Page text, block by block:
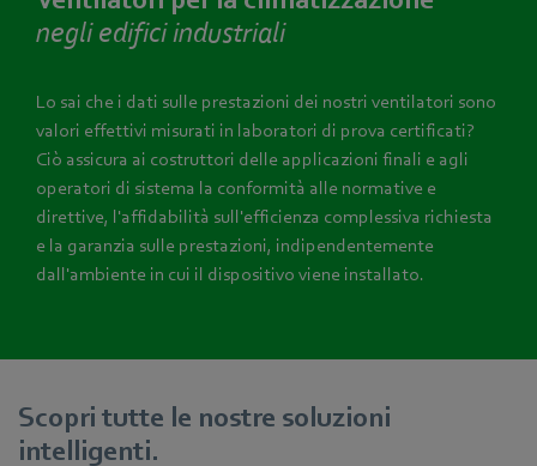
negli edifici industriali
Lo sai che i dati sulle prestazioni dei nostri ventilatori sono
valori effettivi misurati in laboratori di prova certificati?
Ciò assicura ai costruttori delle applicazioni finali e agli
operatori di sistema la conformità alle normative e
direttive, l'affidabilità sull'efficienza complessiva richiesta
e la garanzia sulle prestazioni, indipendentemente
dall'ambiente in cui il dispositivo viene installato.
Scopri tutte le nostre soluzioni
intelligenti.